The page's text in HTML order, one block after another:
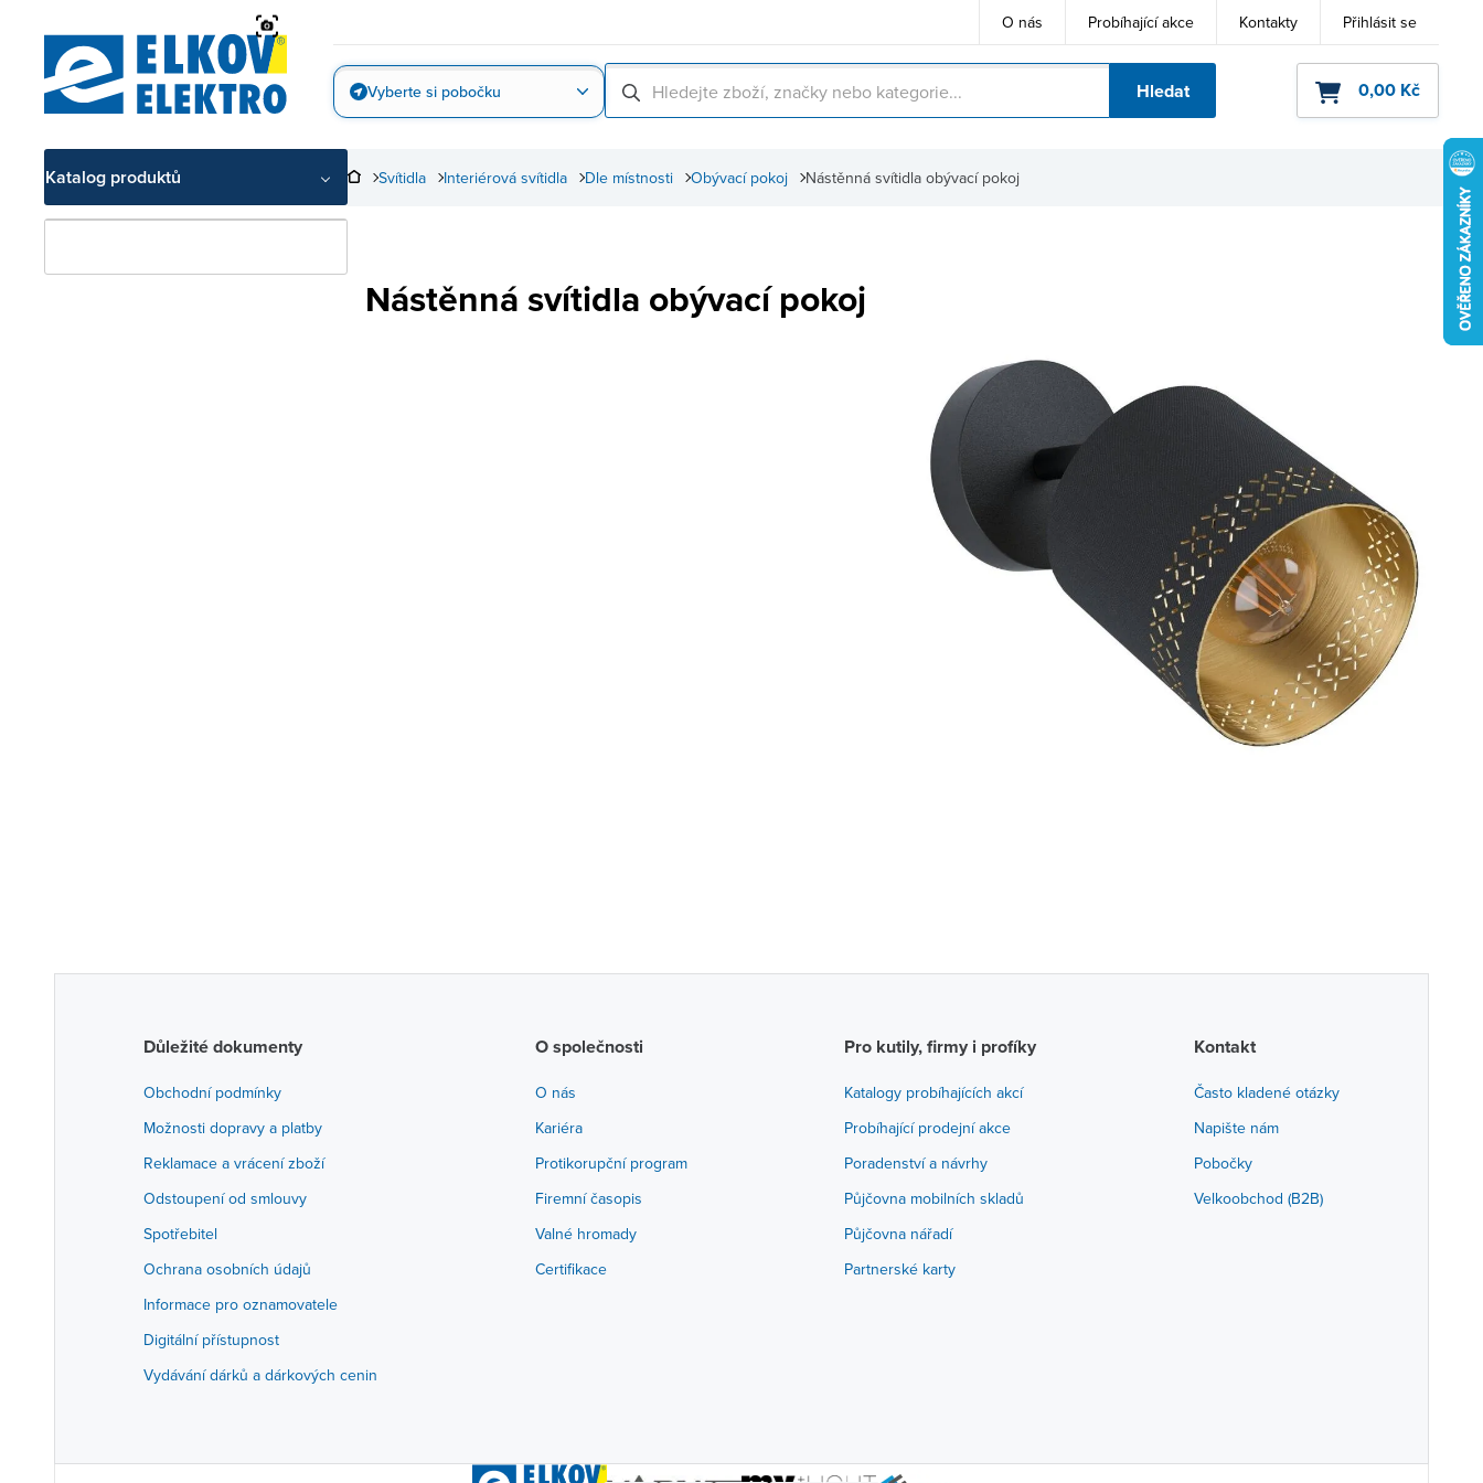
O nás Probíhající akce Kontakty Přihlásit se
Vyberte si pobočku Hledat 0,00 Kč
Katalog produktů Nástěnná svítidla obývací pokoj
Obývací pokoj
Dle místnosti
Interiérová svítidla
Svítidla
Nástěnná svítidla obývací pokoj
Důležité dokumenty
Obchodní podmínky
Možnosti dopravy a platby
Reklamace a vrácení zboží
Odstoupení od smlouvy
Spotřebitel
Ochrana osobních údajů
Informace pro oznamovatele
Digitální přístupnost
Vydávání dárků a dárkových cenin
O společnosti
O nás
Kariéra
Protikorupční program
Firemní časopis
Valné hromady
Certifikace
Pro kutily, firmy i profíky
Katalogy probíhajících akcí
Probíhající prodejní akce
Poradenství a návrhy
Půjčovna mobilních skladů
Půjčovna nářadí
Partnerské karty
Kontakt
Často kladené otázky
Napište nám
Pobočky
Velkoobchod (B2B)